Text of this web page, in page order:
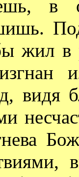
жил в
видя